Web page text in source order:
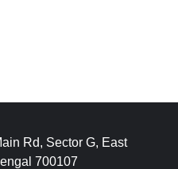
Rd, Sector G, East
700107